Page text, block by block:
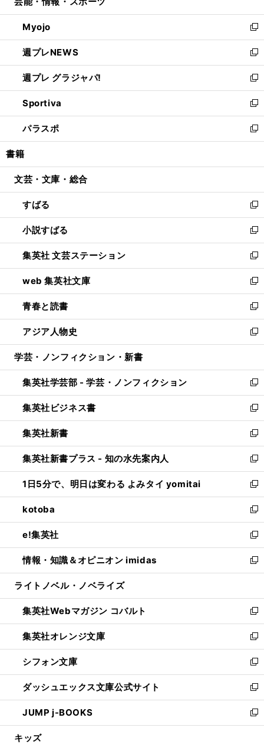
開
く
ウ
で
開
く
ン
ド
ウ
で
開
く
ウ
ィ
ン
ド
ウ
で
開
く
Myojo
新
し
い
ウ
ィ
ン
ド
ウ
で
開
週プレNEWS
新
し
い
ウ
ィ
ン
ド
ウ
開
週プレ グラジャパ!
新
し
い
ウ
ィ
ン
ウ
開
く
Sportiva
新
し
い
ウ
ン
ウ
で
開
く
パラスポ
新
し
ウ
ン
ド
ウ
で
開
く
書籍
文芸・文庫・総合
すばる
新
し
い
ウ
ィ
ン
ド
ウ
で
開
く
小説すばる
新
し
い
ウ
ィ
ン
ド
ウ
で
開
集英社 文芸ステーション
新
し
い
ウ
ィ
ン
ド
ウ
開
く
web 集英社文庫
新
し
い
ウ
ィ
ン
ウ
で
開
く
青春と読書
新
し
い
ウ
ン
ド
ウ
で
開
く
アジア人物史
新
し
ウ
ィ
ン
ド
ウ
で
開
く
学芸・ノンフィクション・新書
集英社学芸部 - 学芸・ノンフィクション
新
し
い
ウ
ィ
ン
ド
ウ
で
開
く
集英社ビジネス書
新
し
い
ウ
ィ
ン
ド
ウ
で
開
く
集英社新書
新
し
い
ウ
ィ
ン
ド
ウ
で
開
く
集英社新書プラス - 知の水先案内人
新
し
い
ウ
ィ
ン
ド
ウ
で
開
1日5分で、明日は変わる よみタイ yomitai
新
し
い
ウ
ィ
ン
ド
ウ
開
く
kotoba
新
し
い
ウ
ィ
ン
ウ
で
開
く
e!集英社
新
し
い
ウ
ン
ド
ウ
で
開
く
情報・知識＆オピニオン imidas
新
し
ウ
ィ
ン
ド
ウ
で
開
く
ライトノベル・ノベライズ
集英社Webマガジン コバルト
新
し
い
ウ
ィ
ン
ド
ウ
で
開
集英社オレンジ文庫
新
し
い
ウ
ィ
ン
ド
ウ
シフォン文庫
新
し
い
ウ
ィ
ン
ダッシュエックス文庫公式サイト
新
し
い
ウ
JUMP j-BOOKS
新
し
キッズ